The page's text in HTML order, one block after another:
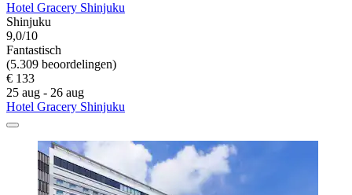
Hotel Gracery Shinjuku
Shinjuku
9,0/10
Fantastisch
(5.309 beoordelingen)
€ 133
25 aug - 26 aug
Hotel Gracery Shinjuku